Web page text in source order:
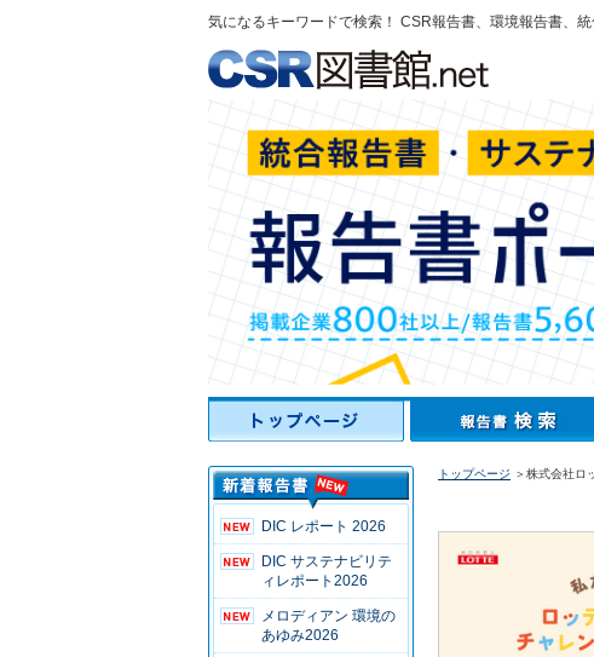
気になるキーワードで検索！ CSR報告書、環境報告書、
DIC レポート 2026
DIC サステナビリテ
ィレポート2026
メロディアン 環境の
あゆみ2026
トップページ ＞株式会社